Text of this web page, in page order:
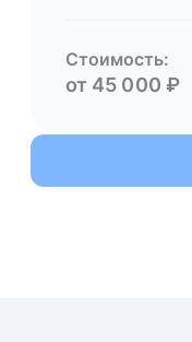
Стоимость:
от 45 000 ₽